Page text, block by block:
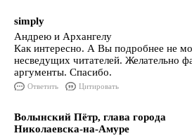
simply
Андрею и Архангелу
Как интересно. А Вы подробнее не
несведущих читателей. Желательно
аргументы. Спасибо.
Ответить Цитировать
Волынский Пётр, глава города
Николаевска-на-Амуре